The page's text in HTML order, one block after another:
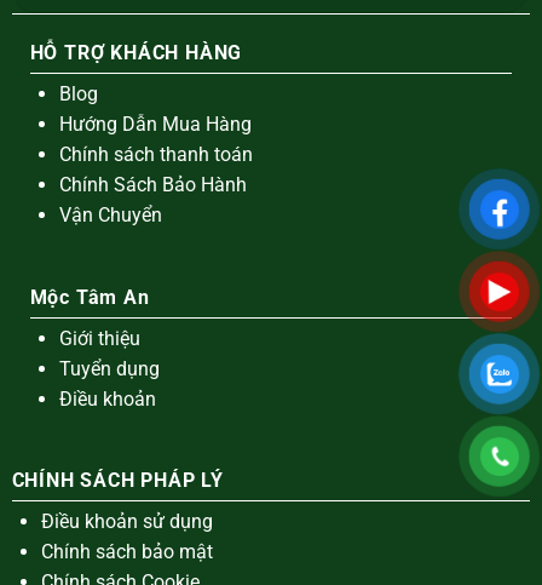
HỖ TRỢ KHÁCH HÀNG
Blog
Hướng Dẫn Mua Hàng
Chính sách thanh toán
Chính Sách Bảo Hành
Vận Chuyển
Mộc Tâm An
Giới thiệu
Tuyển dụng
Điều khoản
CHÍNH SÁCH PHÁP LÝ
Điều khoản sử dụng
Chính sách bảo mật